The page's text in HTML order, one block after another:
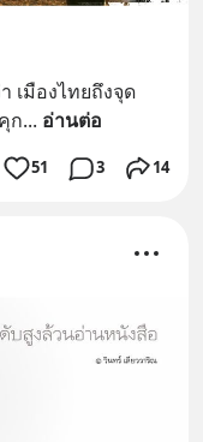
เมืองไทยถึงจุด
ก... อ่านต่อ
51 3 14